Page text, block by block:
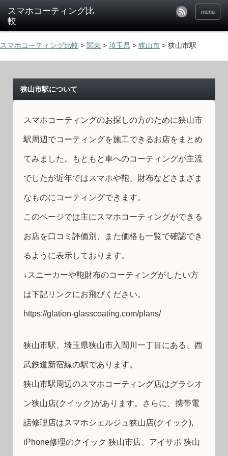
menu
スマホコーティング比較 > 関東 > 埼玉県 > 狭山市 > 狭山市駅
狭山市駅について
スマホコーティングのお探しの方のために狭山市
駅周辺でコーティングを施工できるお店をまとめ
てみました。もともと車へのコーティングが主流
でしたが近年ではスマホや鞄、財布などさまざま
なものにコーティングできます。
このページでは主にスマホコーティングができる
お店を口コミ評価別、また価格も一覧で確認でき
るように表示しております。
↓スニーカーや鞄財布のコーティングがしたい方
は下記リンクにお飛びください。
https://glation-glasscoating.com/plans/
狭山市駅、埼玉県狭山市入間川一丁目にある、西
武鉄道新宿線の駅であります。
狭山市駅周辺のスマホコーティング店はグラシオ
ン狭山店(クイック)があります。さらに、携帯電
話修理店はスマホシェルジュ狭山店(クイック),
iPhone修理のクイック 狭山市店、アイサポ 狭山